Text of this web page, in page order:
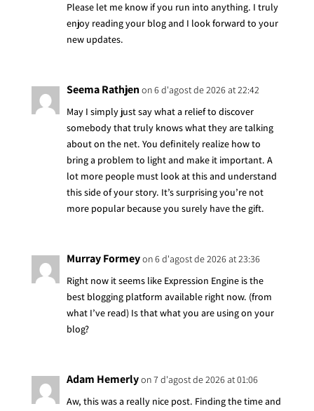
Please let me know if you run into anything. I truly
enjoy reading your blog and I look forward to your
new updates.
Seema Rathjenon 6 d'agost de 2026 at 22:42
May I simply just say what a relief to discover
somebody that truly knows what they are talking
about on the net. You definitely realize how to
bring a problem to light and make it important. A
lot more people must look at this and understand
this side of your story. It’s surprising you’re not
more popular because you surely have the gift.
Murray Formeyon 6 d'agost de 2026 at 23:36
Right now it seems like Expression Engine is the
best blogging platform available right now. (from
what I’ve read) Is that what you are using on your
blog?
Adam Hemerlyon 7 d'agost de 2026 at 01:06
Aw, this was a really nice post. Finding the time and